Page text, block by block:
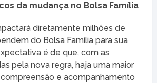
da mudança no Bolsa Família
diretamente milhões de
do Bolsa Família para sua
é de que, com as
pela nova regra, haja uma maior
e acompanhamento